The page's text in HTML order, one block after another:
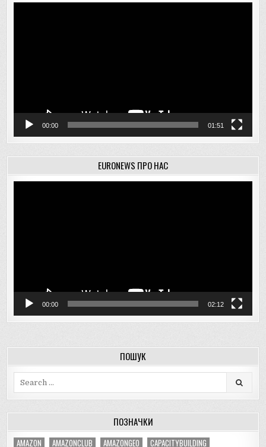
00:00 01:51
EURONEWS ПРО НАС
00:00 02:12
ПОШУК
ПОЗНАЧКИ
AMAZON AMAZONCLUB AMAZONGEO CAPACITYBUILDING